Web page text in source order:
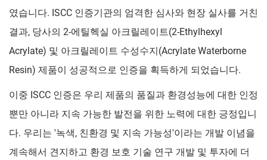
였습니다. ISCC 인증기관의 엄격한 심사와 현장 실사를 거친
결과, 당사의 2-에틸헥실 아크릴레이트(2-Ethylhexyl
Acrylate) 및 아크릴레이트 수성수지(Acrylate Waterborne
Resin) 제품이 성공적으로 인증을 획득하게 되었습니다.
이중 ISCC 인증은 우리 제품의 품질과 환경성능에 대한 인정
뿐만 아니라 지속 가능한 발전을 위한 노력에 대한 긍정입니
다. 우리는 '녹색, 친환경 및 지속 가능성'이라는 개발 이념을
계속해서 견지하고 환경 보호 기술 연구 개발 및 투자에 더